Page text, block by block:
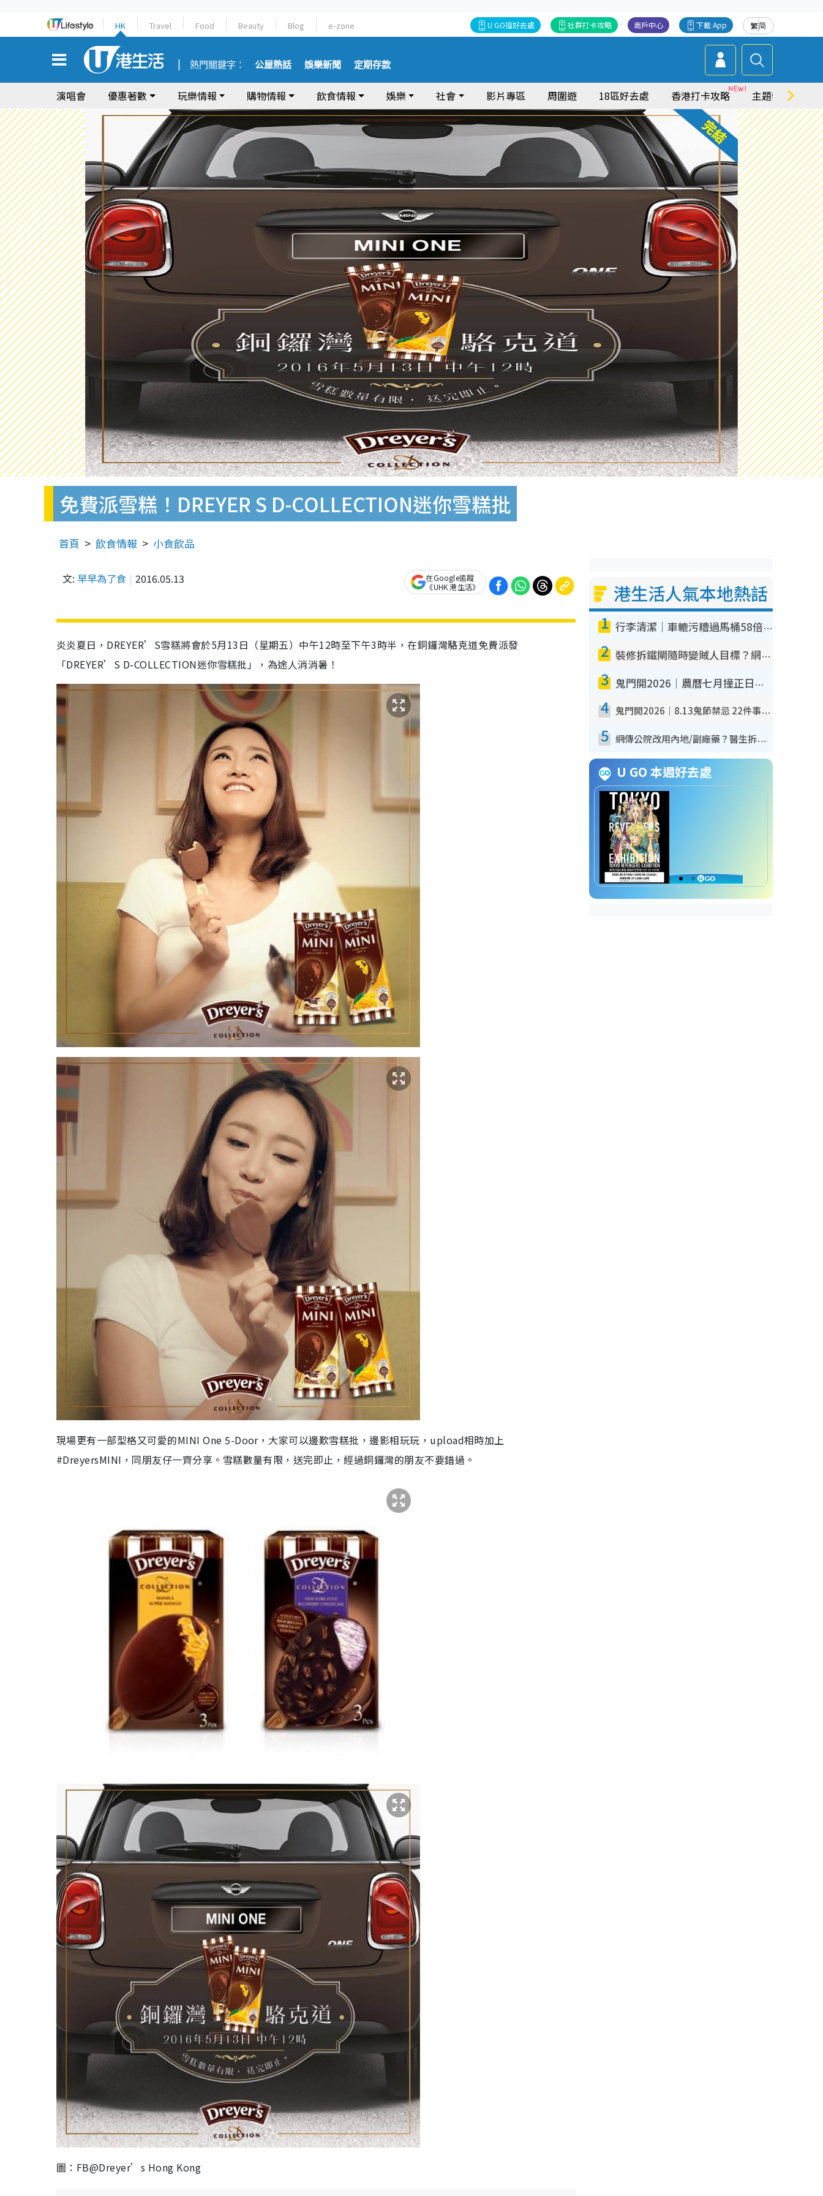
HK Travel Food Beauty Blog e-zone 繁简
下載 App
商戶中心
社群打卡攻略
U GO搵好去處
熱門關鍵字： 公屋熱話 娛樂新聞 定期存款
演唱會 優惠著數 玩樂情報 購物情報 飲食情報 娛樂 社會 影片專區 周圍遊 18區好去處 香港打卡攻略 主題特集
免費派雪糕！DREYER S D-COLLECTION迷你雪糕批
首頁 飲食情報 小食飲品
文: 早早為了食 2016.05.13
在Google追蹤
《UHK 港生活》
炎炎夏日，DREYER’S雪糕將會於5月13日（星期五）中午12時至下午3時半，在銅鑼灣駱克道免費派發
「DREYER’S D-COLLECTION迷你雪糕批」，為途人消消暑！
現場更有一部型格又可愛的MINI One 5-Door，大家可以邊歎雪糕批，邊影相玩玩，upload相時加上
#DreyersMINI，同朋友仔一齊分享。雪糕數量有限，送完即止，經過銅鑼灣的朋友不要錯過。
圖：FB@Dreyer’s Hong Kong
港生活人氣本地熱話
1 行李清潔｜車轆污糟過馬桶58倍！專家警告忌用酒精抹 教1招免污手除菌
2 裝修拆鐵閘隨時變賊人目標？網民揭2大關鍵用途：裝新式等於白裝？附新舊鐵閘分別
3 鬼門開2026｜農曆七月撞正日全食特別邪？專家警告切忌做一事！揭4大禁忌+2招保平安
4 鬼門開2026｜8.13鬼節禁忌 22件事唔做得！燒肉、刺身要少食？半夜勿吹口哨/打呢個電話
5 網傳公院改用內地/副廠藥？醫生拆解正副廠分別 揭4類人換藥隨時出事
U GO 本週好去處